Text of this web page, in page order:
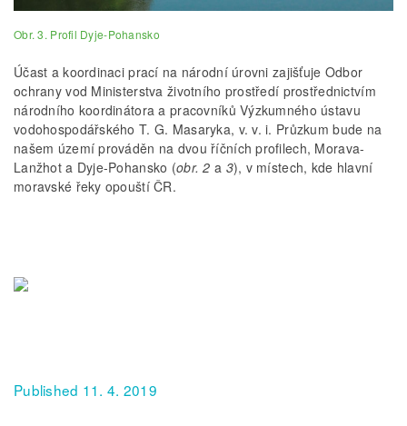
Obr. 3. Profil Dyje-Pohansko
Účast a koordinaci prací na národní úrovni zajišťuje Odbor
ochrany vod Ministerstva životního prostředí prostřednictvím
národního koordinátora a pracovníků Výzkumného ústavu
vodohospodářského T. G. Masaryka, v. v. i. Průzkum bude na
našem území prováděn na dvou říčních profilech, Morava-
Lanžhot a Dyje-Pohansko (obr. 2 a 3), v místech, kde hlavní
moravské řeky opouští ČR.
Published 11. 4. 2019